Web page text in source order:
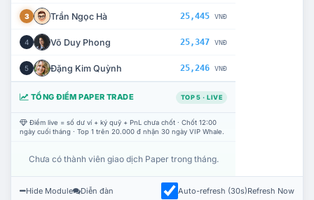
3 Trần Ngọc Hà 25,445 VNĐ
4 Võ Duy Phong 25,347 VNĐ
5 Đặng Kim Quỳnh 25,246 VNĐ
TỔNG ĐIỂM PAPER TRADE TOP 5 · LIVE
Điểm live = số dư ví + ký quỹ + PnL chưa chốt · Chốt 12:00
ngày cuối tháng · Top 1 trên 20.000 đ nhận 30 ngày VIP Whale.
Chưa có thành viên giao dịch Paper trong tháng.
Hide Module Diễn đàn Auto-refresh (30s)Refresh Now